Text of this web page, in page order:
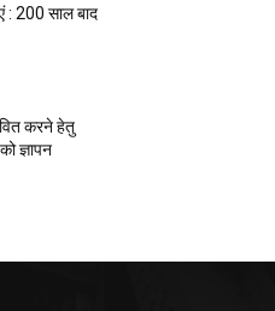
: 200 साल बाद
करने हेतु
ज्ञापन